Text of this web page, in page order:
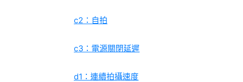
c2：自拍
c3：電源關閉延遲
d1：連續拍攝速度